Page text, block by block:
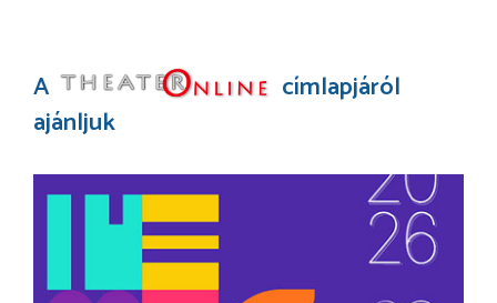
A
címlapjáról
ajánljuk